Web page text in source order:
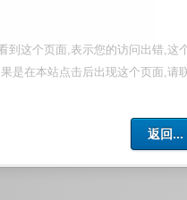
到这个页面,表示您的访问出错,这
是在本站点击后出现这个页面,请
返回...